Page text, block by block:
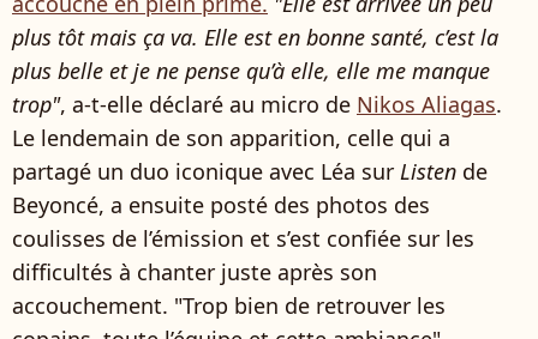
plus tôt mais ça va. Elle est en bonne santé, c’est la
plus belle et je ne pense qu’à elle, elle me manque
trop", a-t-elle déclaré au micro de Nikos Aliagas.
Le lendemain de son apparition, celle qui a
partagé un duo iconique avec Léa sur Listen de
Beyoncé, a ensuite posté des photos des
coulisses de l’émission et s’est confiée sur les
difficultés à chanter juste après son
accouchement. "Trop bien de retrouver les